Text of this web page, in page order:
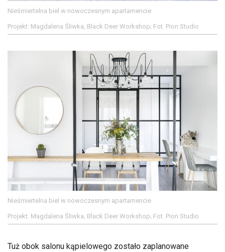
Nieśmiertelna biel w nowoczesnym apartamencie
Projekt: Magdalena Śliwka, Black Deer Workshop; Fot. Pion Studio
Nieśmiertelna biel w nowoczesnym apartamencie
Projekt: Magdalena Śliwka, Black Deer Workshop; Fot. Pion Studio
Tuż obok salonu kąpielowego zostało zaplanowane